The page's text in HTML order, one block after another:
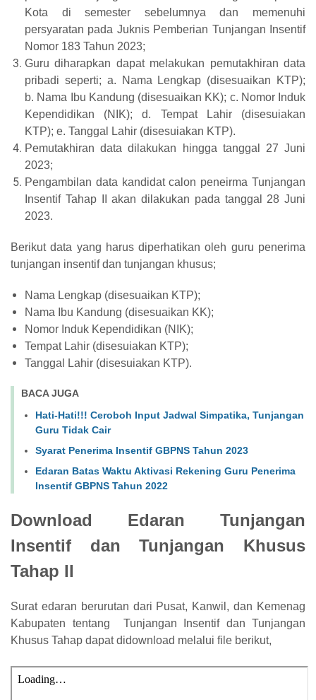
Kota di semester sebelumnya dan memenuhi
persyaratan pada Juknis Pemberian Tunjangan Insentif
Nomor 183 Tahun 2023;
Guru diharapkan dapat melakukan pemutakhiran data
pribadi seperti; a.
Nama Lengkap (disesuaikan KTP);
b. Nama Ibu Kandung (disesuaikan KK); c. Nomor Induk
Kependidikan (NIK);d. Tempat Lahir (disesuiakan
KTP); e. Tanggal Lahir (disesuiakan KTP).
Pemutakhiran data dilakukan hingga tanggal 27 Juni
2023;
Pengambilan data kandidat calon peneirma Tunjangan
Insentif Tahap II akan dilakukan pada tanggal 28 Juni
2023.
Berikut data yang harus diperhatikan oleh guru penerima
tunjangan insentif dan tunjangan khusus;
Nama Lengkap (disesuaikan KTP);
Nama Ibu Kandung (disesuaikan KK);
Nomor Induk Kependidikan (NIK);
Tempat Lahir (disesuiakan KTP);
Tanggal Lahir (disesuiakan KTP).
BACA JUGA
Hati-Hati!!! Ceroboh Input Jadwal Simpatika, Tunjangan
Guru Tidak Cair
Syarat Penerima Insentif GBPNS Tahun 2023
Edaran Batas Waktu Aktivasi Rekening Guru Penerima
Insentif GBPNS Tahun 2022
Download Edaran Tunjangan
Insentif dan Tunjangan Khusus
Tahap II
Surat edaran berurutan dari Pusat, Kanwil, dan Kemenag
Kabupaten tentang
Tunjangan Insentif dan Tunjangan
Khusus Tahap dapat didownload melalui file berikut,